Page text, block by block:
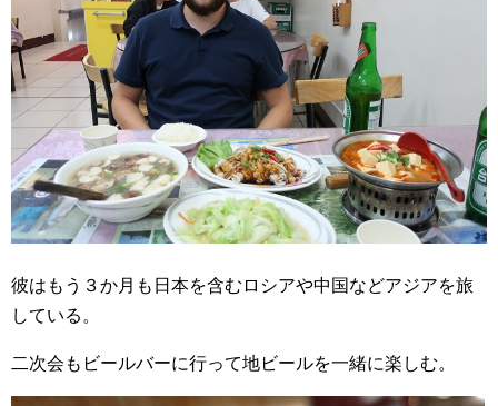
彼はもう３か月も日本を含むロシアや中国などアジアを旅
している。
二次会もビールバーに行って地ビールを一緒に楽しむ。